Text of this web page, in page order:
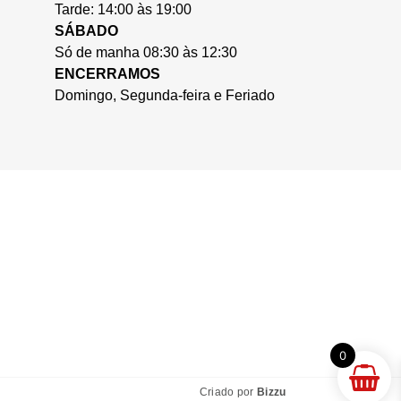
Tarde: 14:00 às 19:00
SÁBADO
Só de manha 08:30 às 12:30
ENCERRAMOS
Domingo, Segunda-feira e Feriado
Criado por Bizzu
0